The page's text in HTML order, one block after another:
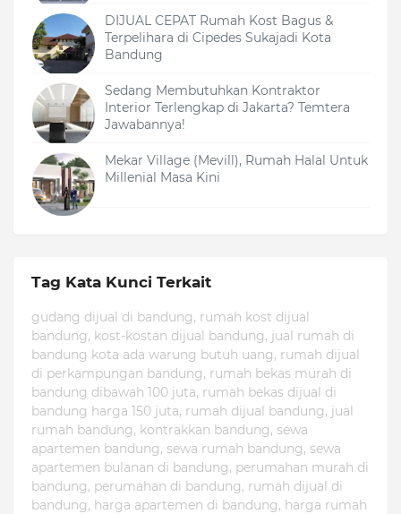
DIJUAL CEPAT Rumah Kost Bagus &
Terpelihara di Cipedes Sukajadi Kota
Bandung
Sedang Membutuhkan Kontraktor
Interior Terlengkap di Jakarta? Temtera
Jawabannya!
Mekar Village (Mevill), Rumah Halal Untuk
Millenial Masa Kini
Tag Kata Kunci Terkait
gudang dijual di bandung, rumah kost dijual
bandung, kost-kostan dijual bandung, jual rumah di
bandung kota ada warung butuh uang, rumah dijual
di perkampungan bandung, rumah bekas murah di
bandung dibawah 100 juta, rumah bekas dijual di
bandung harga 150 juta, rumah dijual bandung, jual
rumah bandung, kontrakkan bandung, sewa
apartemen bandung, sewa rumah bandung, sewa
apartemen bulanan di bandung, perumahan murah di
bandung, perumahan di bandung, rumah dijual di
bandung, harga apartemen di bandung, harga rumah